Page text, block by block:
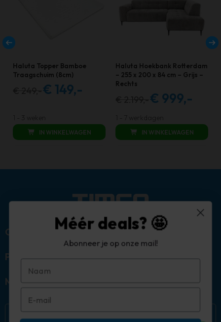
Haluta Topper Bamboe
Traagschuim (8cm)
Oorspronkelijke
€ 149,-
€ 149,00.
IN WINKELWAGEN
Haluta Hoekbank Rotterdam
– 255 x 200 x 84 cm – Grijs –
Rechts
Oorspronkelijke
was:
€ 2.199,00.
€ 999,-
is:
€ 999,00.
IN WINKELWAGEN
Over ons
Populaire categorieën
Mijn account
Méér deals? 🤩
Abonneer je op onze mail!